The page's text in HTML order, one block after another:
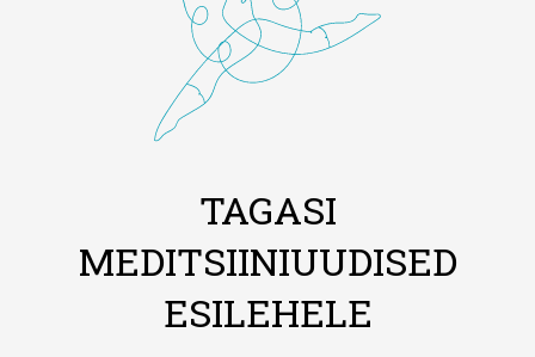
TAGASI
MEDITSIINIUUDISED
ESILEHELE